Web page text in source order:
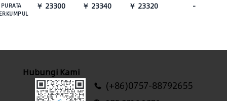
PURATA
￥ 23300 ￥ 23340 ￥ 23320 -
Hubungi Kami
(+86)0757-88792655